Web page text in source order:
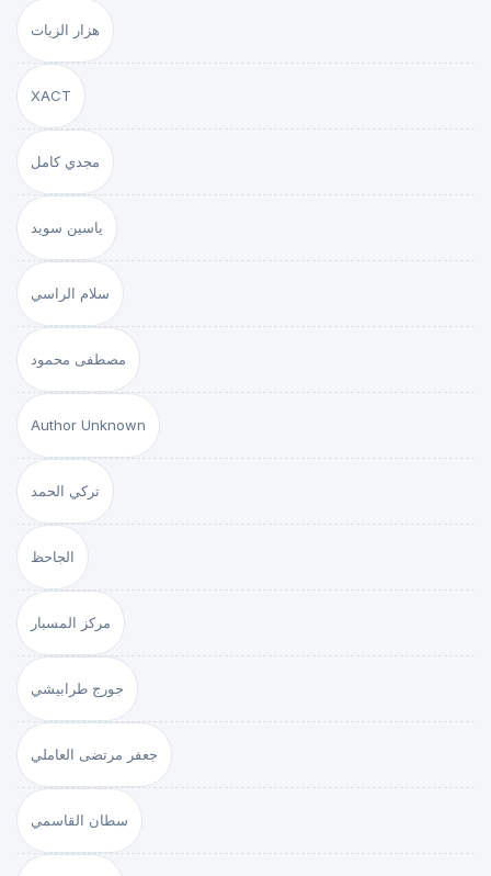
هزار الزيات
XACT
مجدي كامل
ياسين سويد
سلام الراسي
مصطفى محمود
Author Unknown
تركي الحمد
الجاحظ
مركز المسبار
جورج طرابيشي
جعفر مرتضى العاملي
سطان القاسمي